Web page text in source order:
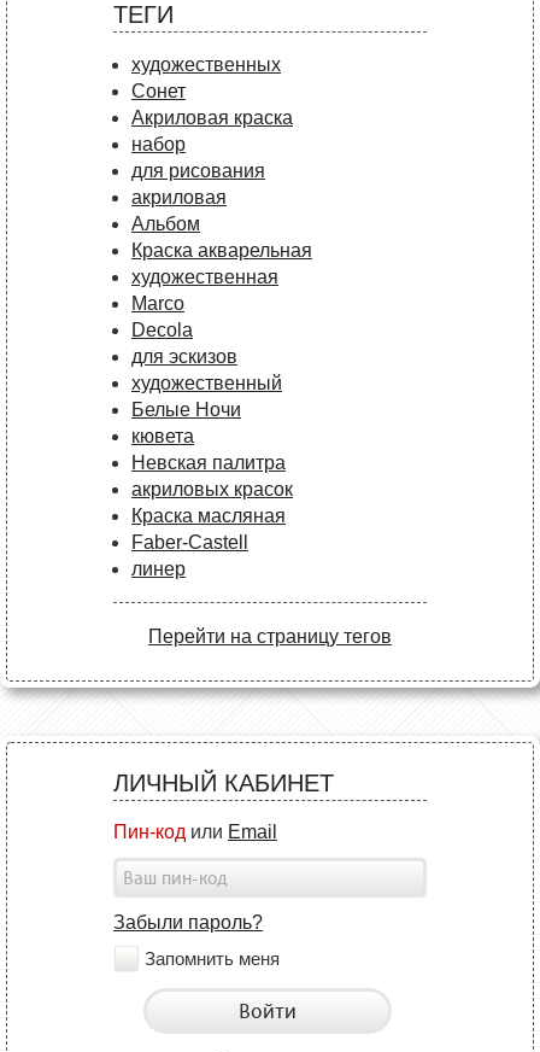
ТЕГИ
художественных
Сонет
Акриловая краска
набор
для рисования
акриловая
Альбом
Краска акварельная
художественная
Marco
Decola
для эскизов
художественный
Белые Ночи
кювета
Невская палитра
акриловых красок
Краска масляная
Faber-Castell
линер
Перейти на страницу тегов
ЛИЧНЫЙ КАБИНЕТ
Пин-код или Email
Забыли пароль?
Запомнить меня
Войти